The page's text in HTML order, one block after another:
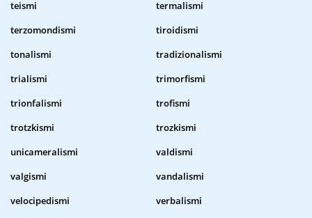
teismi
termalismi
terzomondismi
tiroidismi
tonalismi
tradizionalismi
trialismi
trimorfismi
trionfalismi
trofismi
trotzkismi
trozkismi
unicameralismi
valdismi
valgismi
vandalismi
velocipedismi
verbalismi